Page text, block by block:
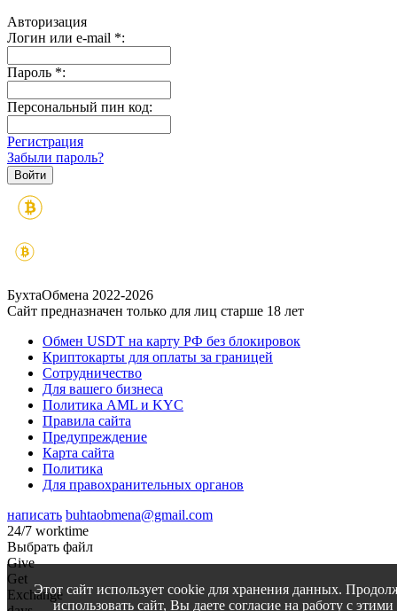
Авторизация
Логин или e-mail *:
Пароль *:
Персональный пин код:
Регистрация
Забыли пароль?
БухтаОбмена 2022-2026
Сайт предназначен только для лиц старше 18 лет
Обмен USDT на карту РФ без блокировок
Криптокарты для оплаты за границей
Сотрудничество
Для вашего бизнеса
Политика AML и KYC
Правила сайта
Предупреждение
Карта сайта
Политика
Для правохранительных органов
написать buhtaobmena@gmail.com
24/7 worktime
Выбрать файл
Give
Get
Exchange
Этот сайт использует cookie для хранения данных.
использовать сайт, Вы даете согласие на работу с этими